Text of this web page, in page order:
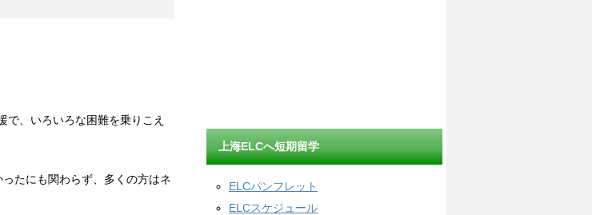
で、いろいろな困難を乗りこえ
たにも関わらず、多くの方はネ
上海ELCへ短期留学
ELCパンフレット
ELCスケジュール